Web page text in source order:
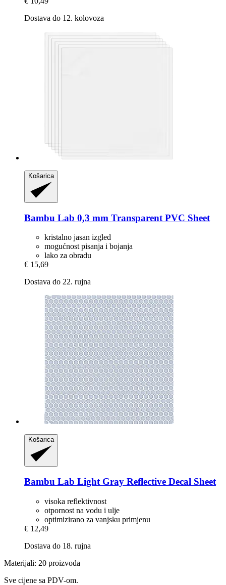
Dostava do 12. kolovoza
Košarica
Bambu Lab 0,3 mm Transparent PVC Sheet
kristalno jasan izgled
mogućnost pisanja i bojanja
lako za obradu
€ 15,69
Dostava do 22. rujna
Košarica
Bambu Lab Light Gray Reflective Decal Sheet
visoka reflektivnost
otpornost na vodu i ulje
optimizirano za vanjsku primjenu
€ 12,49
Dostava do 18. rujna
Materijali: 20 proizvoda
Sve cijene sa PDV-om.